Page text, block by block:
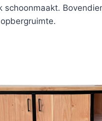
schoonmaakt.